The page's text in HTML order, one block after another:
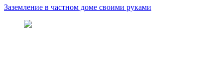
Заземление в частном доме своими руками